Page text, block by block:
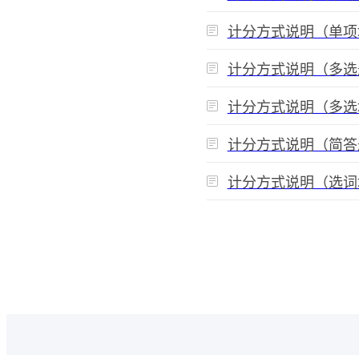
计分方式说明（单
计分方式说明（多
计分方式说明（多
计分方式说明（简
计分方式说明（选